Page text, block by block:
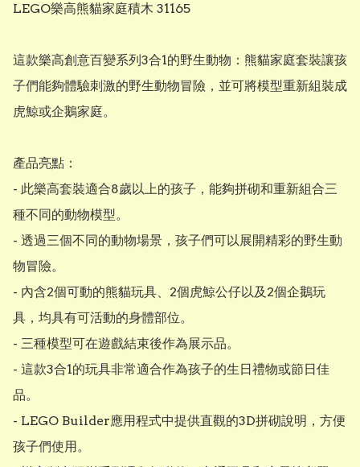
LEGO樂高熊貓家庭積木 31165
這款樂高創意百變系列3合1的野生動物：熊貓家庭套裝讓孩
子們能夠體驗刺激的野生動物冒險，並可將模型重新組裝成
虎鯨或企鵝家庭。
產品亮點：
- 此樂高套裝適合8歲以上的孩子，能夠拼砌和重新組合三
種不同的動物模型。
- 透過三個不同的動物場景，孩子們可以展開精彩的野生動
物冒險。
- 內含2個可動的熊貓玩具、2個虎鯨公仔以及2個企鵝玩
具，均具有可活動的身體部位。
- 三種模型可在遊戲結束後作為展示品。
- 這款3合1的玩具非常適合作為孩子的生日禮物或節日佳
品。
- LEGO Builder應用程式中提供直觀的3D拼砌說明，方便
孩子們使用。